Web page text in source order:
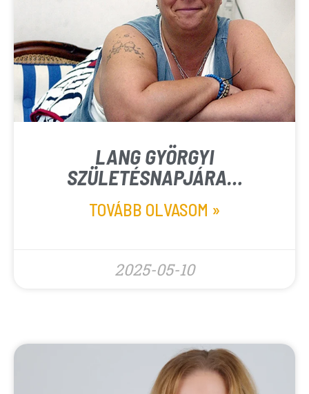
LANG GYÖRGYI
SZÜLETÉSNAPJÁRA…
TOVÁBB OLVASOM »
2025-05-10